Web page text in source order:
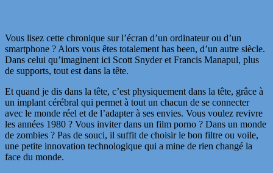
Vous lisez cette chronique sur l’écran d’un ordinateur ou d’un
smartphone ? Alors vous êtes totalement has been, d’un autre siècle.
Dans celui qu’imaginent ici Scott Snyder et Francis Manapul, plus
de supports, tout est dans la tête.
Et quand je dis dans la tête, c’est physiquement dans la tête, grâce à
un implant cérébral qui permet à tout un chacun de se connecter
avec le monde réel et de l’adapter à ses envies. Vous voulez revivre
les années 1980 ? Vous inviter dans un film porno ? Dans un monde
de zombies ? Pas de souci, il suffit de choisir le bon filtre ou voile,
une petite innovation technologique qui a mine de rien changé la
face du monde.